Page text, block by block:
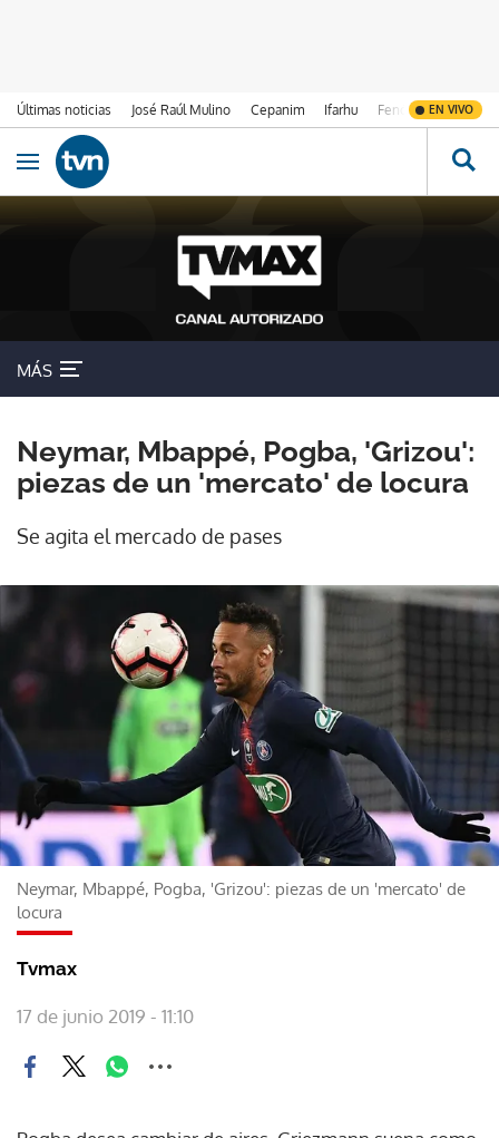
Últimas noticias José Raúl Mulino Cepanim Ifarhu Fenómeno de El
EN VIVO
Ir al contenido
Obrir navegació
MÁS
Neymar, Mbappé, Pogba, 'Grizou':
piezas de un 'mercato' de locura
Se agita el mercado de pases
Neymar, Mbappé, Pogba, 'Grizou': piezas de un 'mercato' de
locura
Tvmax
17 de junio 2019 - 11:10